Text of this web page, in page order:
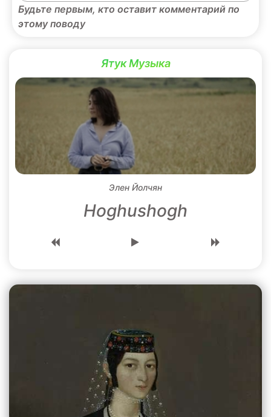
Будьте первым, кто оставит комментарий по
этому поводу
Ятук Музыка
Элен Йолчян
Hoghushogh